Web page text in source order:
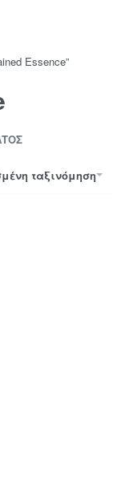
Essence”
ταξινόμηση